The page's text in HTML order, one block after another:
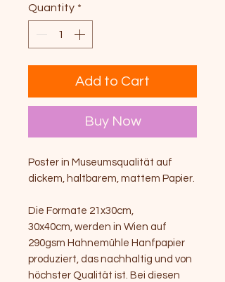
Quantity *
Add to Cart
Buy Now
Poster in Museumsqualität auf
dickem, haltbarem, mattem Papier.
Die Formate 21x30cm,
30x40cm, werden in Wien auf
290gsm Hahnemühle Hanfpapier
produziert, das nachhaltig und von
höchster Qualität ist. Bei diesen